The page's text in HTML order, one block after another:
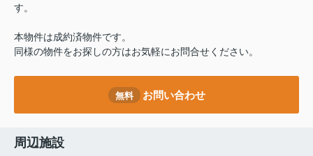
す。
本物件は成約済物件です。
同様の物件をお探しの方はお気軽にお問合せください。
無料 お問い合わせ
周辺施設